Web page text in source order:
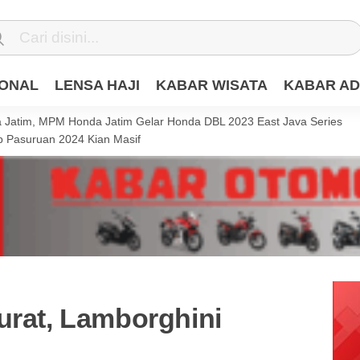
LENSA HAJI KABAR WISATA KABAR
MPM Honda Jatim Gelar Honda DBL 2023 East Java Series
Pasuruan 2024 Kian Masif
Lamborghini